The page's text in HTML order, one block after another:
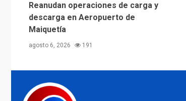
Reanudan operaciones de carga y
descarga en Aeropuerto de
Maiquetía
agosto 6, 2026 191